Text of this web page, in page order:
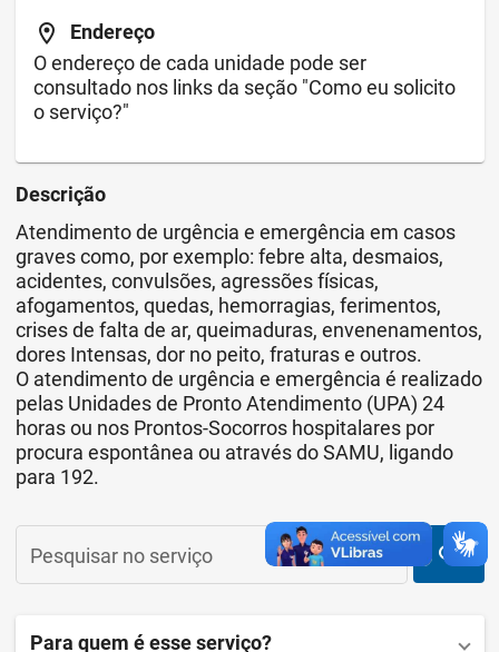
location_on
Endereço
O endereço de cada unidade pode ser
consultado nos links da seção "Como eu solicito
o serviço?"
Descrição
Atendimento de urgência e emergência em casos
graves como, por exemplo: febre alta, desmaios,
acidentes, convulsões, agressões físicas,
afogamentos, quedas, hemorragias, ferimentos,
crises de falta de ar, queimaduras, envenenamentos,
dores Intensas, dor no peito, fraturas e outros.
O atendimento de urgência e emergência é realizado
pelas Unidades de Pronto Atendimento (UPA) 24
horas ou nos Prontos-Socorros hospitalares por
procura espontânea ou através do SAMU, ligando
para 192.
Pesquisar no serviço search
Para quem é esse serviço?